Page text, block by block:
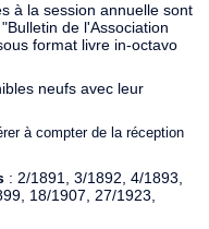
à la session annuelle sont
de l'Association
format livre in-octavo
neufs avec leur
à compter de la réception
: 2/1891, 3/1892, 4/1893,
18/1907, 27/1923,